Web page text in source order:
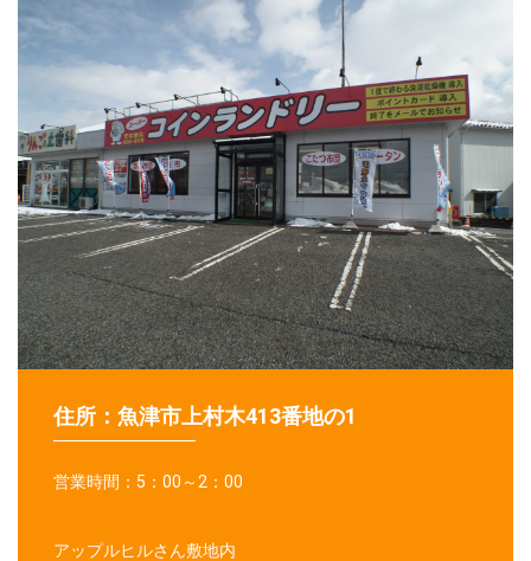
住所：魚津市上村木413番地の1
営業時間：5：00～2：00
アップルヒルさん敷地内